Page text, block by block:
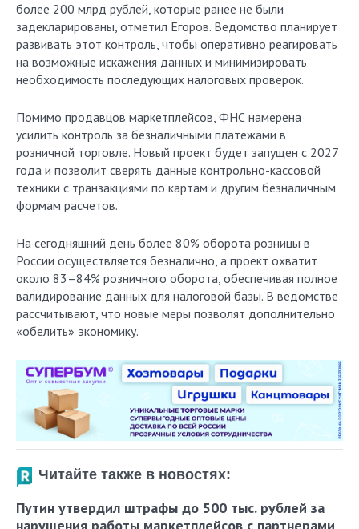
более 200 млрд рублей, которые ранее не были
задекларированы, отметил Егоров. Ведомство планирует
развивать этот контроль, чтобы оперативно реагировать
на возможные искажения данных и минимизировать
необходимость последующих налоговых проверок.
Помимо продавцов маркетплейсов, ФНС намерена
усилить контроль за безналичными платежами в
розничной торговле. Новый проект будет запущен с 2027
года и позволит сверять данные контрольно-кассовой
техники с транзакциями по картам и другим безналичным
формам расчетов.
На сегодняшний день более 80% оборота розницы в
России осуществляется безналично, а проект охватит
около 83–84% розничного оборота, обеспечивая полное
валидирование данных для налоговой базы. В ведомстве
рассчитывают, что новые меры позволят дополнительно
«обелить» экономику.
Читайте также в новостях:
Путин утвердил штрафы до 500 тыс. рублей за